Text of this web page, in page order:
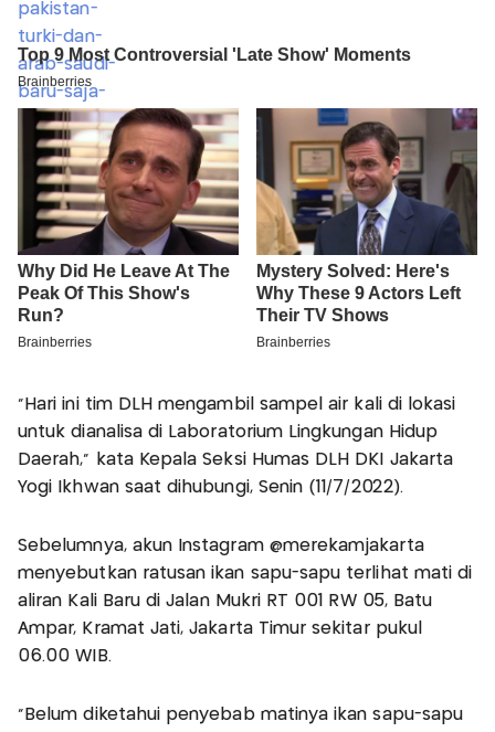
"Hari ini tim DLH mengambil sampel air kali di lokasi
untuk dianalisa di Laboratorium Lingkungan Hidup
Daerah," kata Kepala Seksi Humas DLH DKI Jakarta
Yogi Ikhwan saat dihubungi, Senin (11/7/2022).
Sebelumnya, akun Instagram @merekamjakarta
menyebutkan ratusan ikan sapu-sapu terlihat mati di
aliran Kali Baru di Jalan Mukri RT 001 RW 05, Batu
Ampar, Kramat Jati, Jakarta Timur sekitar pukul
06.00 WIB.
"Belum diketahui penyebab matinya ikan sapu-sapu